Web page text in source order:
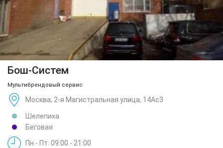
Бош-Систем
Мультибрендовый сервис
Москва, 2-я Магистральная улица, 14Ас3
Шелепиха
Беговая
Пн - Пт: 09:00 - 21:00